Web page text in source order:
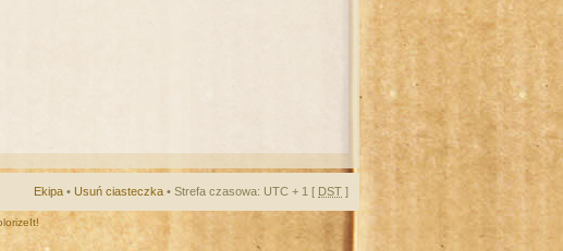
Ekipa • Usuń ciasteczka • Strefa czasowa: UTC + 1 [ DST ]